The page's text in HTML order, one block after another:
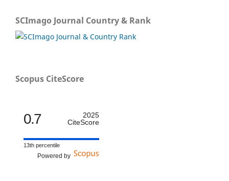
SCImago Journal Country & Rank
Scopus CiteScore
0.7
2025
CiteScore
13th percentile
Powered by